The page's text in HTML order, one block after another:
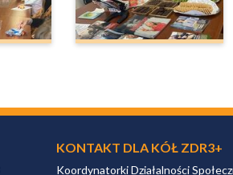
KONTAKT DLA KÓŁ ZDR3+
Koordynatorki Działalności